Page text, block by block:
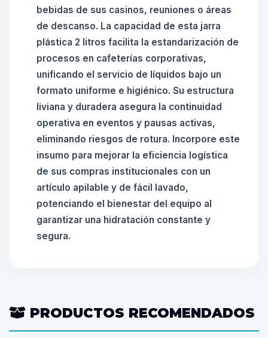
bebidas de sus casinos, reuniones o áreas
de descanso. La capacidad de esta jarra
plástica 2 litros facilita la estandarización de
procesos en cafeterías corporativas,
unificando el servicio de líquidos bajo un
formato uniforme e higiénico. Su estructura
liviana y duradera asegura la continuidad
operativa en eventos y pausas activas,
eliminando riesgos de rotura. Incorpore este
insumo para mejorar la eficiencia logística
de sus compras institucionales con un
artículo apilable y de fácil lavado,
potenciando el bienestar del equipo al
garantizar una hidratación constante y
segura.
PRODUCTOS RECOMENDADOS